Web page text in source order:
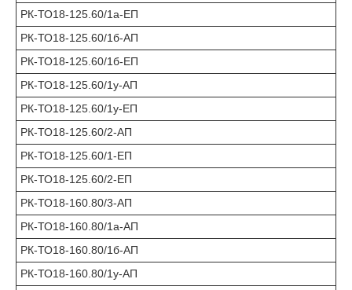
РК-ТО18-125.60/1а-ЕП
РК-ТО18-125.60/1б-АП
РК-ТО18-125.60/1б-ЕП
РК-ТО18-125.60/1у-АП
РК-ТО18-125.60/1у-ЕП
РК-ТО18-125.60/2-АП
РК-ТО18-125.60/1-ЕП
РК-ТО18-125.60/2-ЕП
РК-ТО18-160.80/3-АП
РК-ТО18-160.80/1а-АП
РК-ТО18-160.80/1б-АП
РК-ТО18-160.80/1у-АП